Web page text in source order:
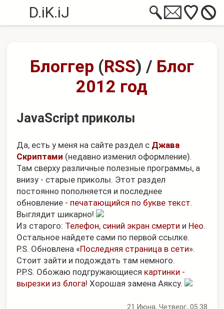
D.iK.iJ
Блоггер (RSS) / Блог
2012 год
JavaScript приколы
Да, есть у меня на сайте раздел с Джава
Скриптами (недавно изменил оформление).
Там сверху различные полезные программы, а
внизу - старые приколы. Этот раздел
постоянно пополняется и последнее
обновление - печатающийся по букве текст.
Выглядит шикарно!
Из старого: Телефон, синий экран смерти и Нео.
Остальное найдете сами по первой ссылке.
P.S. Обновлена «Последняя страница в сети».
Стоит зайти и подождать там немного.
P.P.S. Обожаю подгружающиеся картинки -
вырезки из блога! Хорошая замена Аяксу.
21 Июня, Четверг, 05:38